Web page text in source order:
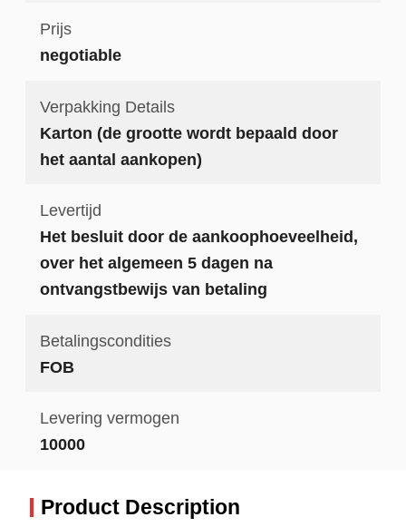
Prijs
negotiable
Verpakking Details
Karton (de grootte wordt bepaald door
het aantal aankopen)
Levertijd
Het besluit door de aankoophoeveelheid,
over het algemeen 5 dagen na
ontvangstbewijs van betaling
Betalingscondities
FOB
Levering vermogen
10000
Product Description